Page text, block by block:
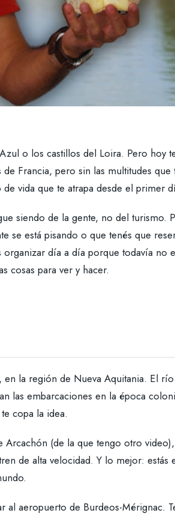
o los castillos del Loira. Pero hoy
Francia, pero sin las multitudes que
vida que te atrapa desde el primer
siendo de la gente, no del turismo.
se está pisando o que tenés que
día a día porque todavía no
cosas para ver y hacer.
la región de Nueva Aquitania. El
las embarcaciones en la época
copa la idea.
Arcachón (de la que tengo otro
de alta velocidad. Y lo mejor: estás
al aeropuerto de Burdeos-Mérignac.